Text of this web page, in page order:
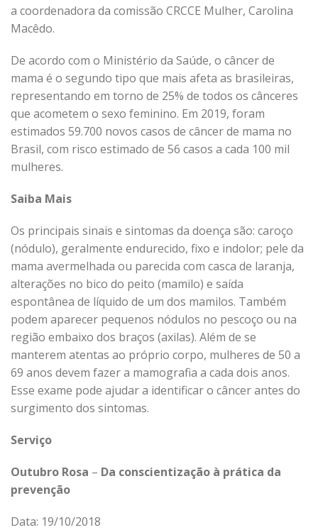
a coordenadora da comissão CRCCE Mulher, Carolina
Macêdo.
De acordo com o Ministério da Saúde, o câncer de
mama é o segundo tipo que mais afeta as brasileiras,
representando em torno de 25% de todos os cânceres
que acometem o sexo feminino. Em 2019, foram
estimados 59.700 novos casos de câncer de mama no
Brasil, com risco estimado de 56 casos a cada 100 mil
mulheres.
Saiba Mais
Os principais sinais e sintomas da doença são: caroço
(nódulo), geralmente endurecido, fixo e indolor; pele da
mama avermelhada ou parecida com casca de laranja,
alterações no bico do peito (mamilo) e saída
espontânea de líquido de um dos mamilos. Também
podem aparecer pequenos nódulos no pescoço ou na
região embaixo dos braços (axilas). Além de se
manterem atentas ao próprio corpo, mulheres de 50 a
69 anos devem fazer a mamografia a cada dois anos.
Esse exame pode ajudar a identificar o câncer antes do
surgimento dos sintomas.
Serviço
Outubro Rosa – Da conscientização à prática da
prevenção
Data: 19/10/2018